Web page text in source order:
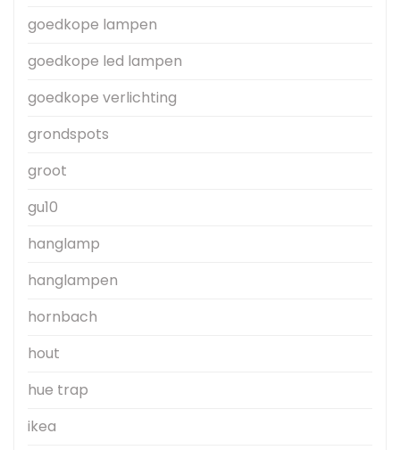
goedkope lampen
goedkope led lampen
goedkope verlichting
grondspots
groot
gu10
hanglamp
hanglampen
hornbach
hout
hue trap
ikea